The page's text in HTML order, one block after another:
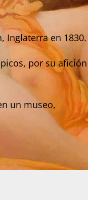
Inglaterra en 1830.
por su afición
un museo,